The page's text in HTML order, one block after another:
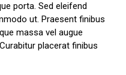
porta. Sed eleifend
ut. Praesent finibus
massa vel augue
placerat finibus